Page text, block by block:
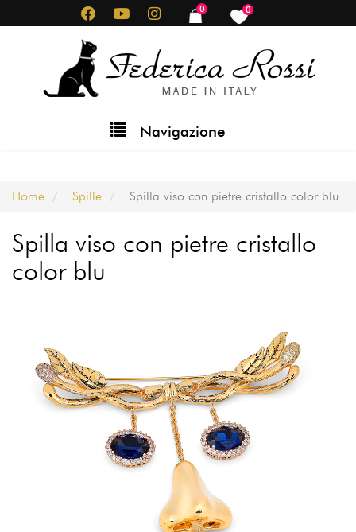
al
0
items
0
items
Navigazione
Home Spille Spilla viso con pietre cristallo color blu
Spilla viso con pietre cristallo
color blu